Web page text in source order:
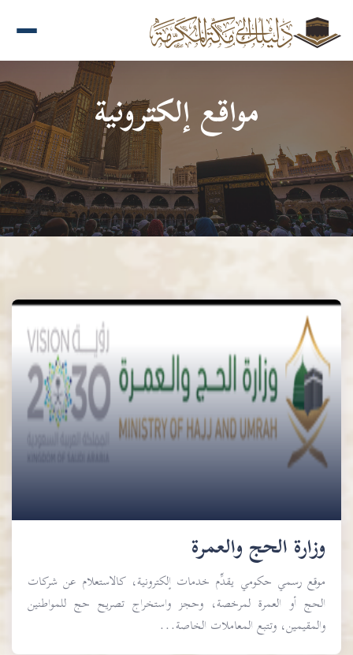
مواقع إلكترونية
وزارة الحج والعمرة
موقع رسمي حكومي يقدِّم خدمات إلكترونية، كالاستعلام عن شركات
الحج أو العمرة لمرخصة، وحجز واستخراج تصريح حج للمواطنين
والمقيمين، وتتبع المعاملات الخاصة...